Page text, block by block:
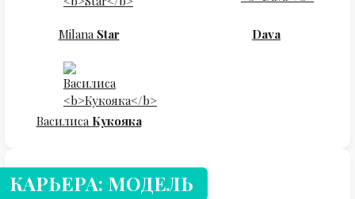
Milana Star Dava
Василиса Кукояка
КАРЬЕРА: МОДЕЛЬ